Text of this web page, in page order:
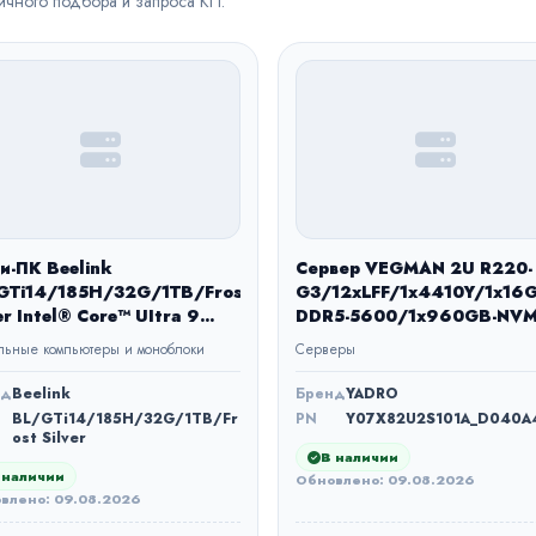
ПК Beelink
185H/32G/1TB/Frost
Intel® Core™ UItra 9
ядерный 22-
5.1 ГГц Turbo
1Тб SSD
компьютеры и моноблоки
Beelink
BL/GTi14/185H/32G/1TB/Fr
ost Silver
09.08.2026
Сервер VEGMAN 2U R220-
G3/12xLFF/1x4410Y/
DDR5-5600/1x960GB-
1DWPD/Riser-C/2x1200W/
Basic-T1
Серверы
БрендYADRO
PN
В наличии
Обновлено: 09.08.2026